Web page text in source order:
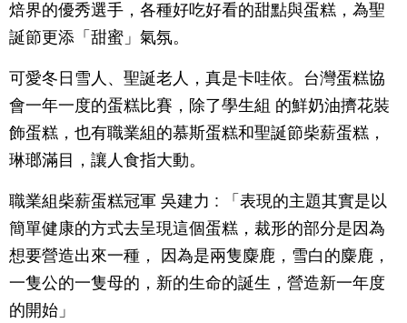
焙界的優秀選手，各種好吃好看的甜點與蛋糕，為聖
誕節更添「甜蜜」氣氛。
可愛冬日雪人、聖誕老人，真是卡哇依。台灣蛋糕協
會一年一度的蛋糕比賽，除了學生組 的鮮奶油擠花裝
飾蛋糕，也有職業組的慕斯蛋糕和聖誕節柴薪蛋糕，
琳瑯滿目，讓人食指大動。
職業組柴薪蛋糕冠軍 吳建力 : 「表現的主題其實是以
簡單健康的方式去呈現這個蛋糕，裁形的部分是因為
想要營造出來一種， 因為是兩隻麋鹿，雪白的麋鹿，
一隻公的一隻母的，新的生命的誕生，營造新一年度
的開始」